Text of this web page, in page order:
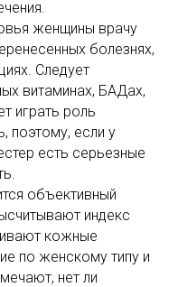
женщины врачу
болезнях,
Следует
витаминах, БАДах,
играть роль
поэтому, если у
есть серьезные
объективный
индекс
кожные
по женскому типу и
нет ли